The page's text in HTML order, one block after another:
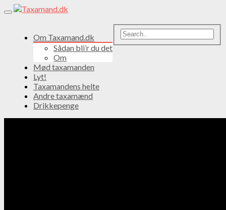
Toggle
Om Taxamand.dk
Sådan bli’r du det
Om
Mød taxamanden
Lyt!
Taxamandens helte
Andre taxamænd
Drikkepenge